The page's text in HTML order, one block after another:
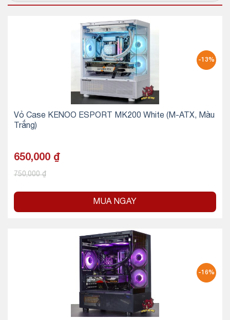
-13%
Vỏ Case KENOO ESPORT MK200 White (M-ATX, Màu
Trắng)
650,000 ₫
750,000₫
MUA NGAY
-16%